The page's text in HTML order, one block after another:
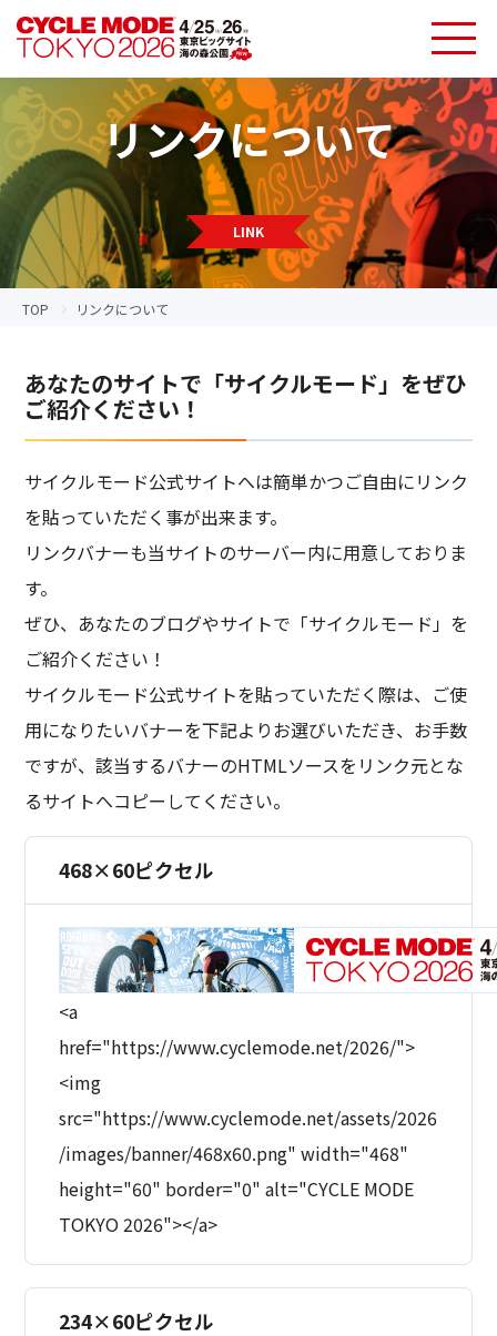
リンクについて
LINK
TOP リンクについて
あなたのサイトで「サイクルモード」をぜひ
ご紹介ください！
サイクルモード公式サイトへは簡単かつご自由にリンク
を貼っていただく事が出来ます。
リンクバナーも当サイトのサーバー内に用意しておりま
す。
ぜひ、あなたのブログやサイトで「サイクルモード」を
ご紹介ください！
サイクルモード公式サイトを貼っていただく際は、ご使
用になりたいバナーを下記よりお選びいただき、お手数
ですが、該当するバナーのHTMLソースをリンク元とな
るサイトへコピーしてください。
468×60ピクセル
<a
href="https://www.cyclemode.net/2026/">
<img
src="https://www.cyclemode.net/assets/2026
/images/banner/468x60.png" width="468"
height="60" border="0" alt="CYCLE MODE
TOKYO 2026"></a>
234×60ピクセル